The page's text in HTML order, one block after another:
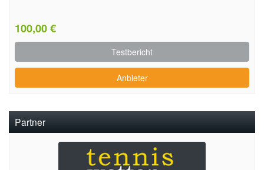
100,00 €
Testbericht
Anbieter
Partner